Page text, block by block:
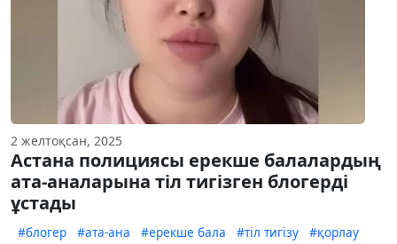
2 желтоқсан, 2025
Астана полициясы ерекше балалардың
ата-аналарына тіл тигізген блогерді
ұстады
#блогер #ата-ана #ерекше бала #тіл тигізу
#қорлау